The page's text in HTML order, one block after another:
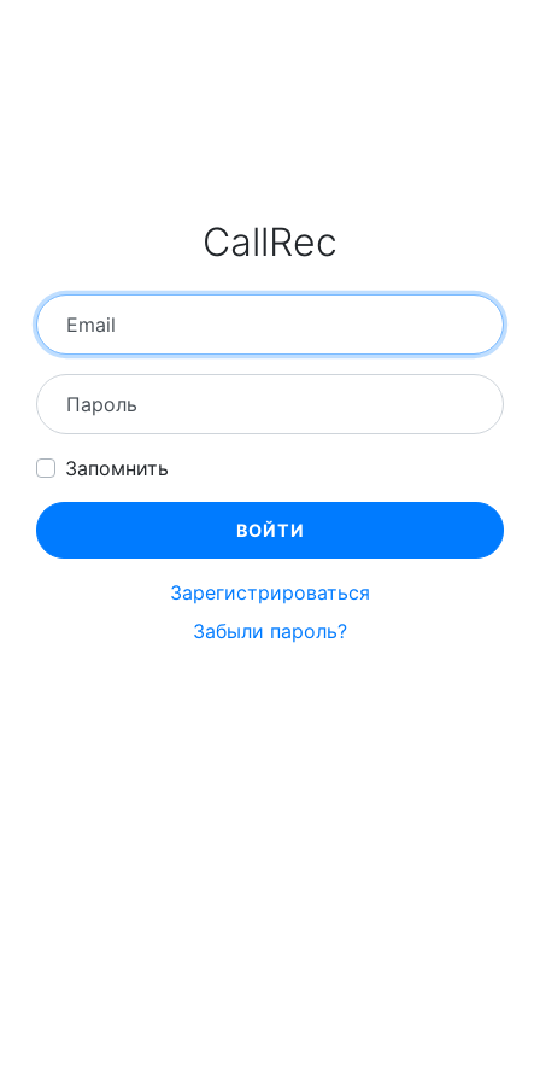
CallRec
Email
Пароль
Запомнить
ВОЙТИ
Зарегистрироваться
Забыли пароль?